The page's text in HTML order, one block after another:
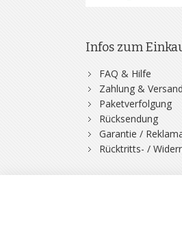
Infos zum
FAQ & Hilfe
Zahlung & Versand
Paketverfolgung
Rücksendung
Garantie /
Rücktritts- /